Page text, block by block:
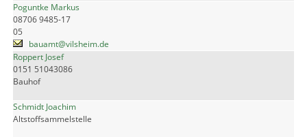
Poguntke Markus
08706 9485-17
05
bauamt@vilsheim.de
Roppert Josef
0151 51043086
Bauhof
Schmidt Joachim
Altstoffsammelstelle